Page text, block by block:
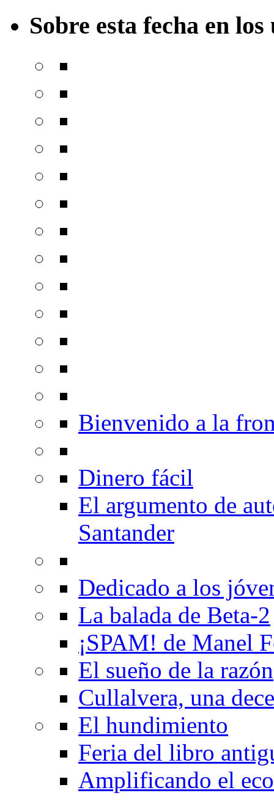
Sobre esta fecha en
Bienvenido a la
Dinero fácil
El argumento de
Santander
Dedicado a los
La balada de Beta-2
¡SPAM! de Manel
El sueño de la razón
Cullalvera, una
El hundimiento
Feria del libro
Amplificando el